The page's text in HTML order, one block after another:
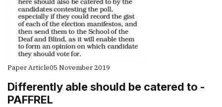
Paper Article05 November 2019
Differently able should be catered to -
PAFFREL